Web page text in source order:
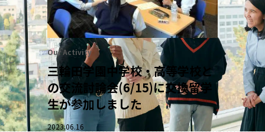
Our Activity
三輪田学園中学校・高等学校と
の交流討論会(6/15)に交換留学
生が参加しました
2023.06.16